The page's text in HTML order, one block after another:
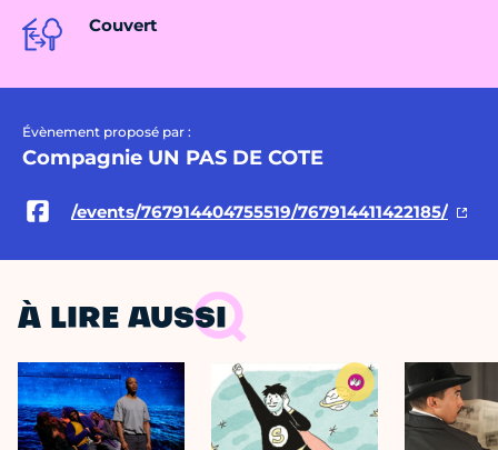
Couvert
Évènement proposé par :
Compagnie UN PAS DE COTE
/events/767914404755519/767914411422185/
À LIRE AUSSI